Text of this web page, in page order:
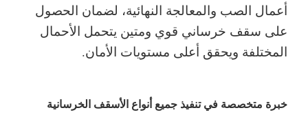
أعمال الصب والمعالجة النهائية، لضمان الحصول
على سقف خرساني قوي ومتين يتحمل الأحمال
المختلفة ويحقق أعلى مستويات الأمان.
خبرة متخصصة في تنفيذ جميع أنواع الأسقف الخرسانية